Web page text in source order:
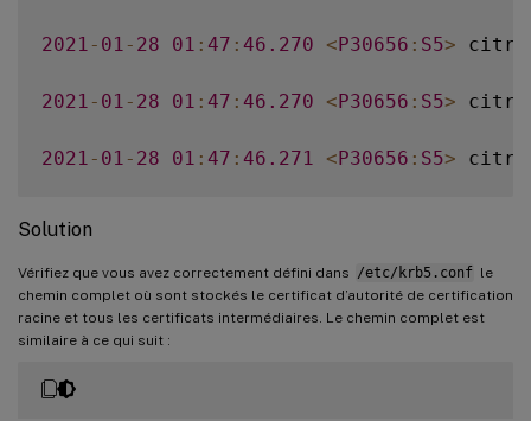
2021 - 01 - 28 01 : 47 : 46.270 <P30656 : S5>
2021 - 01 - 28 01 : 47 : 46.270 <P30656 : S5>
2021 - 01 - 28 01 : 47 : 46.271 <P30656 : S5>
2021-01- 28 01:47:46.271 <P30656:S5>
2021-01-28 01:47:46.271 <P30656:S5>
2021
Solution
Vérifiez que vous avez correctement défini dans /etc/krb5.conf le
chemin complet où sont stockés le certificat d’autorité de certification
racine et tous les certificats intermédiaires. Le chemin complet est
similaire à ce qui suit :